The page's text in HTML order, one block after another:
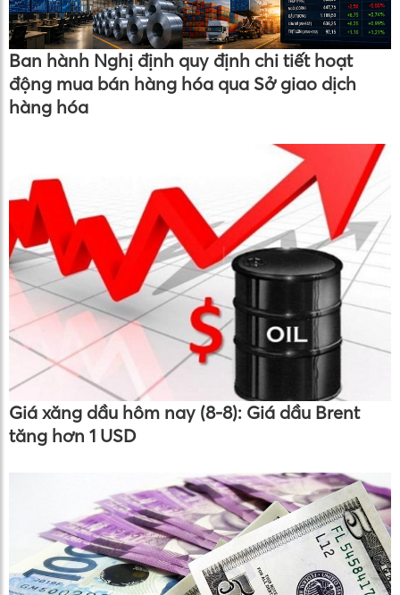
Ban hành Nghị định quy định chi tiết hoạt
động mua bán hàng hóa qua Sở giao dịch
hàng hóa
Giá xăng dầu hôm nay (8-8): Giá dầu Brent
tăng hơn 1 USD